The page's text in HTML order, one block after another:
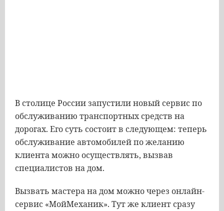
В столице России запустили новый сервис по
обслуживанию транспортных средств на
дорогах. Его суть состоит в следующем: теперь
обслуживание автомобилей по желанию
клиента можно осуществлять, вызвав
специалистов на дом.
Вызвать мастера на дом можно через онлайн-
сервис «МойМеханик». Тут же клиент сразу